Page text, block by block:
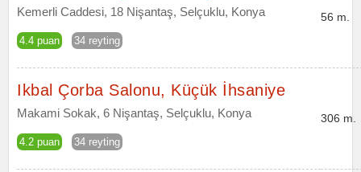
Kemerli Caddesi, 18 Nişantaş, Selçuklu, Konya
4.4 puan 34 reyting
56 m.
Ikbal Çorba Salonu, Küçük İhsaniye
Makami Sokak, 6 Nişantaş, Selçuklu, Konya
4.2 puan 34 reyting
306 m.